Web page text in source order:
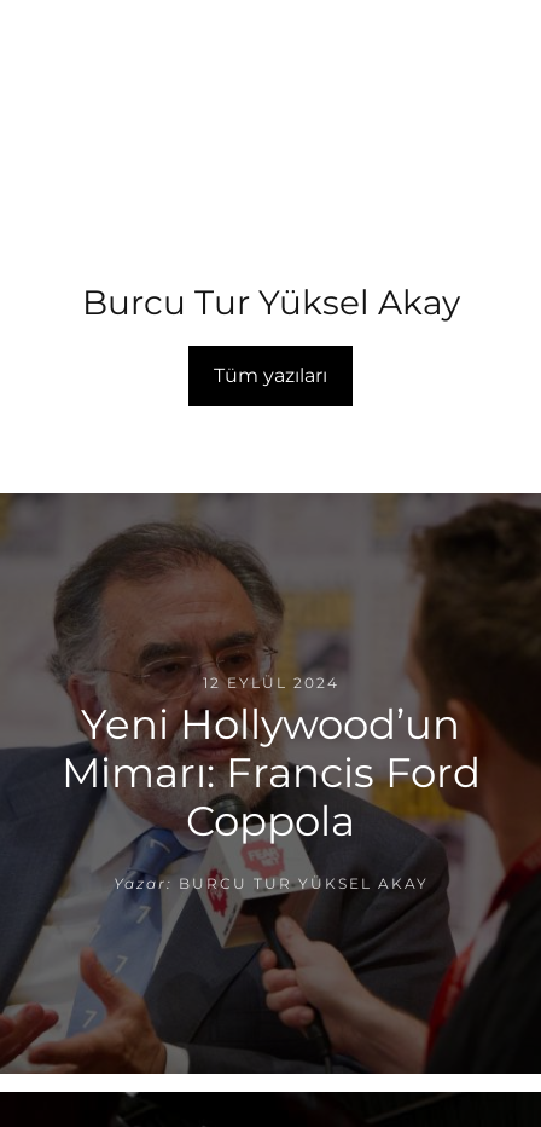
Burcu Tur Yüksel Akay
Tüm yazıları
12 EYLÜL 2024
Yeni Hollywood’un
Mimarı: Francis Ford
Coppola
Yazar: BURCU TUR YÜKSEL AKAY